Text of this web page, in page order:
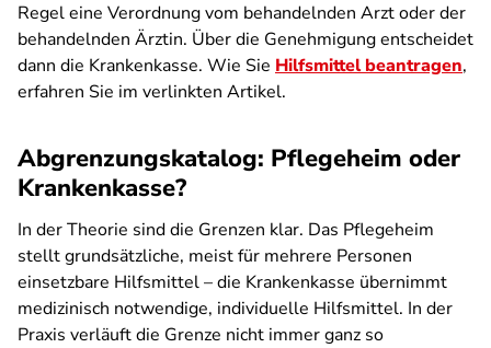
Regel eine Verordnung vom behandelnden Arzt oder der
behandelnden Ärztin. Über die Genehmigung entscheidet
dann die Krankenkasse. Wie Sie Hilfsmittel beantragen,
erfahren Sie im verlinkten Artikel.
Abgrenzungskatalog: Pflegeheim oder
Krankenkasse?
In der Theorie sind die Grenzen klar. Das Pflegeheim
stellt grundsätzliche, meist für mehrere Personen
einsetzbare Hilfsmittel – die Krankenkasse übernimmt
medizinisch notwendige, individuelle Hilfsmittel. In der
Praxis verläuft die Grenze nicht immer ganz so